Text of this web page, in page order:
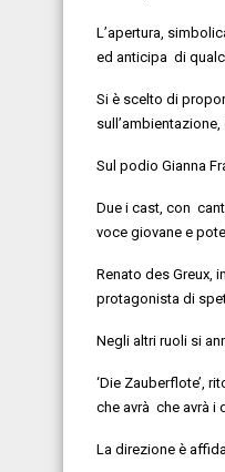
L’apertura,
ed anticipa di
Si è scelto di
Sul podio Gianna
Due i cast, con
voce giovane e
Renato des Greux,
protagonista di
Negli altri ruoli si
‘Die Zauberflote’,
che avrà che avrà i
La direzione è